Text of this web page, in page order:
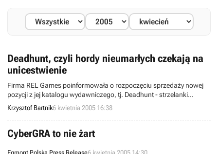
Deadhunt, czyli hordy nieumarłych czekają na
unicestwienie
Firma REL Games poinformowała o rozpoczęciu sprzedaży nowej
pozycji z jej katalogu wydawniczego, tj. Deadhunt - strzelanki
pierwszoosobowej (gra akcji/FPS), stawiającej głównie na
dynamiczną wymianę ognia i likwidowanie zastępów nieumarłych.
Celem gracza jest bowiem ocalenie ostatniego bastionu ludzkości
przed hordą szkieletorów oraz zombie.
Krzysztof Bartnik6 kwietnia 2005 16:38
CyberGRA to nie żart